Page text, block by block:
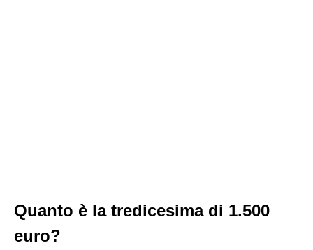
Quanto è la tredicesima di 1.500
euro?